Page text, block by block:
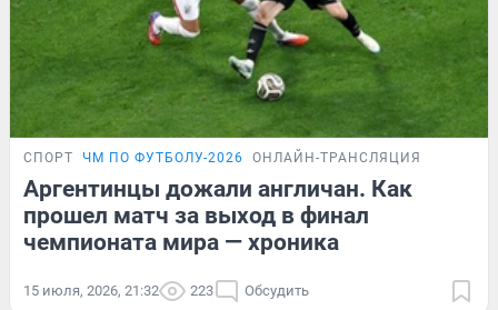
СПОРТ ЧМ ПО ФУТБОЛУ-2026 ОНЛАЙН-ТРАНСЛЯЦИЯ
Аргентинцы дожали англичан. Как
прошел матч за выход в финал
чемпионата мира — хроника
15 июля, 2026, 21:32 223 Обсудить